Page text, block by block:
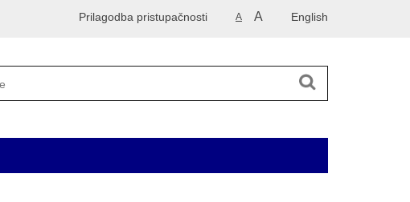
English
A A
Prilagodba pristupačnosti